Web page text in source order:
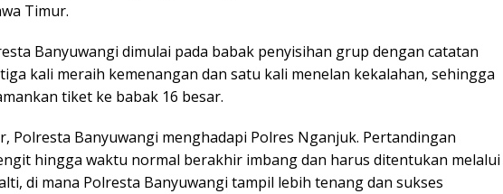
Timur.
Banyuwangi dimulai pada babak penyisihan grup dengan catatan
kali meraih kemenangan dan satu kali menelan kekalahan, sehingga
tiket ke babak 16 besar.
Polresta Banyuwangi menghadapi Polres Nganjuk. Pertandingan
hingga waktu normal berakhir imbang dan harus ditentukan melalui
di mana Polresta Banyuwangi tampil lebih tenang dan sukses